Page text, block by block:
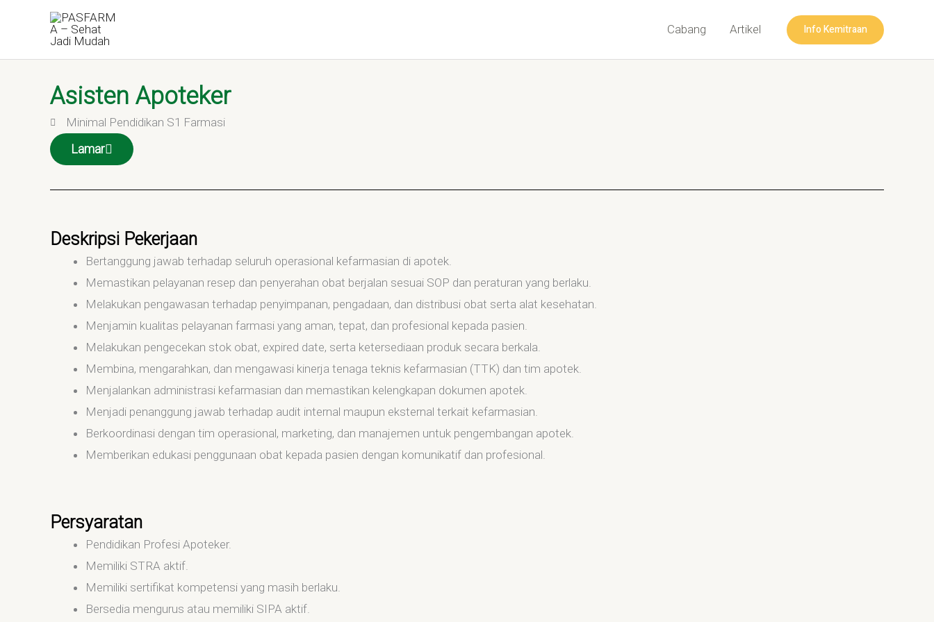
Cabang Artikel Info Kemitraan
Asisten Apoteker
Minimal Pendidikan S1 Farmasi
Lamar
Deskripsi Pekerjaan
Bertanggung jawab terhadap seluruh operasional kefarmasian di apotek.
Memastikan pelayanan resep dan penyerahan obat berjalan sesuai SOP dan peraturan yang berlaku.
Melakukan pengawasan terhadap penyimpanan, pengadaan, dan distribusi obat serta alat kesehatan.
Menjamin kualitas pelayanan farmasi yang aman, tepat, dan profesional kepada pasien.
Melakukan pengecekan stok obat, expired date, serta ketersediaan produk secara berkala.
Membina, mengarahkan, dan mengawasi kinerja tenaga teknis kefarmasian (TTK) dan tim apotek.
Menjalankan administrasi kefarmasian dan memastikan kelengkapan dokumen apotek.
Menjadi penanggung jawab terhadap audit internal maupun eksternal terkait kefarmasian.
Berkoordinasi dengan tim operasional, marketing, dan manajemen untuk pengembangan apotek.
Memberikan edukasi penggunaan obat kepada pasien dengan komunikatif dan profesional.
Persyaratan
Pendidikan Profesi Apoteker.
Memiliki STRA aktif.
Memiliki sertifikat kompetensi yang masih berlaku.
Bersedia mengurus atau memiliki SIPA aktif.